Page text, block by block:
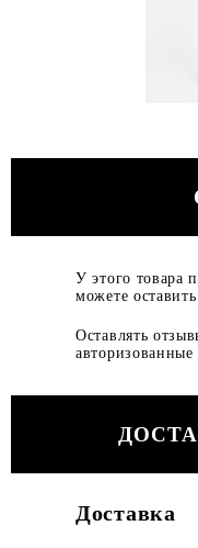
У этого товара
можете
Оставлять
авторизованные
Доставка